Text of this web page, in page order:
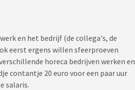
en het bedrijf (de collega's, de
eerst ergens willen sfeerproeven
horeca bedrijven werken en
contantje 20 euro voor een paar uur
salaris.